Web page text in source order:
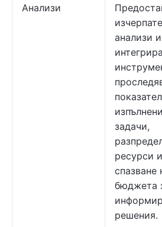
Анализи
анализи
задачи,
ресурси и
спазване
бюджета
решения.